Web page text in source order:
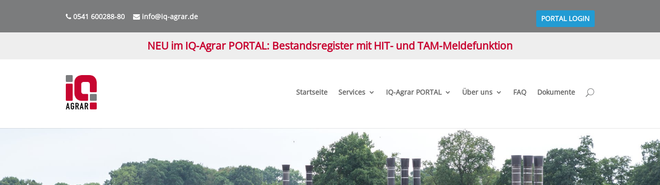
0541 600288-80 info@iq-agrar.de PORTAL LOGIN
NEU im IQ-Agrar PORTAL: Bestandsregister mit HIT- und TAM-Meldefunktion
Startseite Services IQ-Agrar PORTAL Über uns FAQ Dokumente